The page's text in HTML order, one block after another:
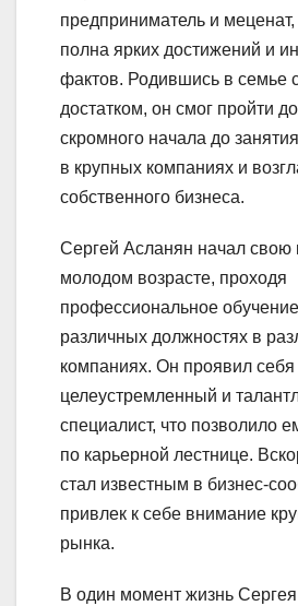
предприниматель и
полна ярких достижений и
фактов. Родившись в семье
достатком, он смог пройти
скромного начала до
в крупных компаниях и
собственного бизнеса.
Сергей Асланян начал свою
молодом возрасте, проходя
профессиональное
различных должностях в
компаниях. Он проявил себя
целеустремленный и
специалист, что позволило
по карьерной лестнице.
стал известным в бизнес-
привлек к себе внимание
рынка.
В один момент жизнь